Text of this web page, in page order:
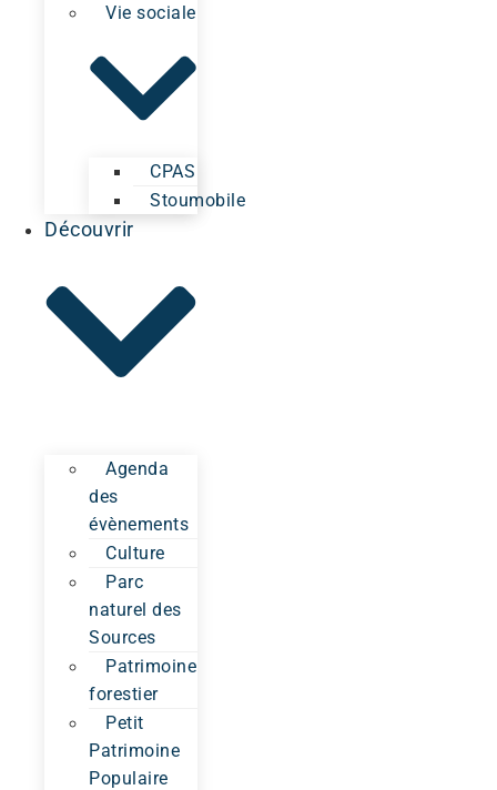
Vie sociale
CPAS
Stoumobile
Découvrir
Agenda
des
évènements
Culture
Parc
naturel des
Sources
Patrimoine
forestier
Petit
Patrimoine
Populaire